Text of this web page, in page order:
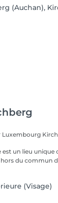
Luxembourg
est un lieu unique
du commun
(Visage)